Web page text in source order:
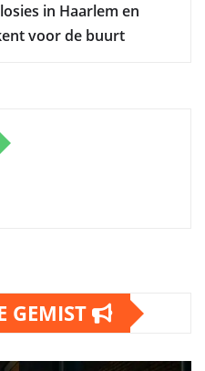
in Haarlem en
voor de buurt
GEMIST